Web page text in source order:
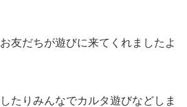
友だちが遊びに来てくれましたよ
たりみんなでカルタ遊びなどしま